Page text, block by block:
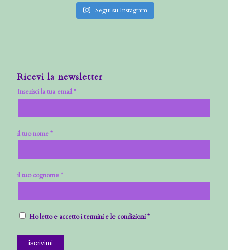
Segui su Instagram
Ricevi la newsletter
Inserisci la tua email *
il tuo nome *
il tuo cognome *
Ho letto e accetto i termini e le condizioni *